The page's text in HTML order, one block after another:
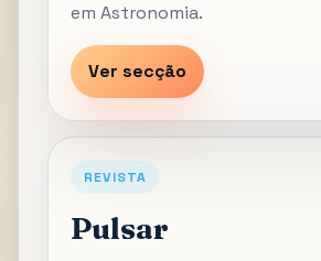
em Astronomia.
Ver secção
REVISTA
Pulsar